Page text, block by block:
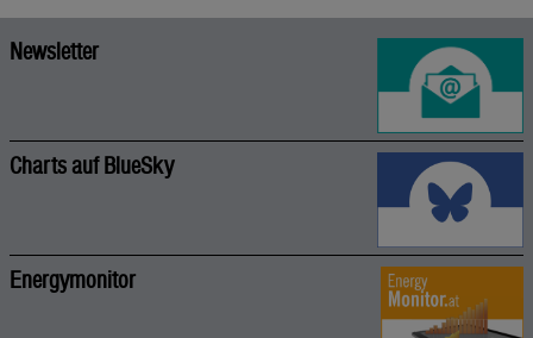
Newsletter
Charts auf BlueSky
Energymonitor